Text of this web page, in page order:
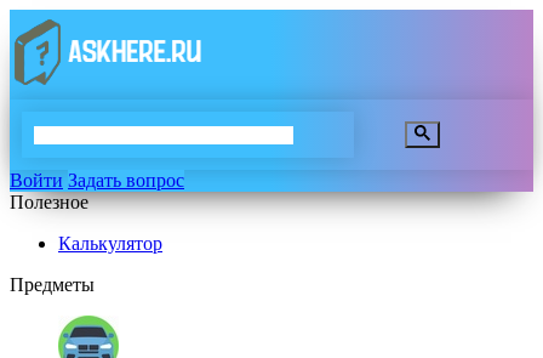
Войти Задать вопрос
Полезное
Калькулятор
Предметы